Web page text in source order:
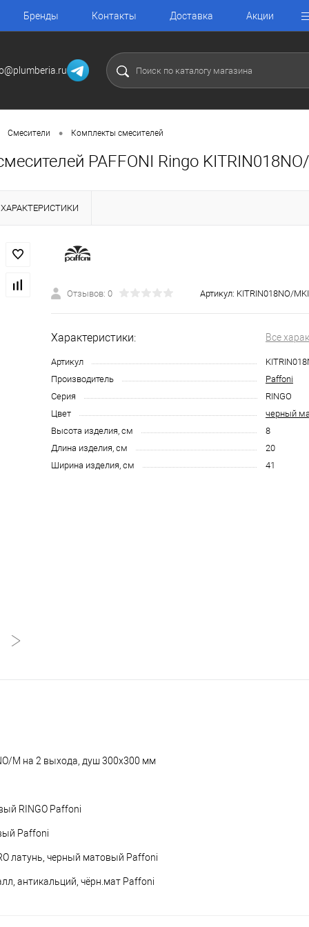
Бренды Контакты Доставка Акции
Смесители • Комплекты смесителей
PAFFONI Ringo
ХАРАКТЕРИСТИКИ
Отзывов: 0 Артикул: KITRIN018NO/
Характеристики: Все
Артикул
Производитель
Paffoni
Серия
RINGO
Цвет
черный
Высота изделия, см
8
Длина изделия, см
20
Ширина изделия, см
41
M на 2 выхода, душ 300x300 мм
RINGO Paffoni
Paffoni
латунь, черный матовый Paffoni
антикальций, чёрн.мат Paffoni